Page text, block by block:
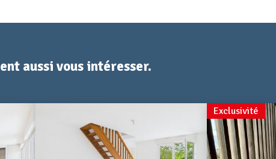
aussi vous intéresser.
Exclusivité